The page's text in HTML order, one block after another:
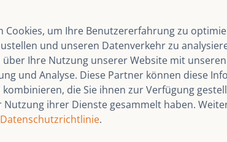
Cookies, um Ihre Benutzererfahrung zu
und unseren Datenverkehr zu
Ihre Nutzung unserer Website mit
und Analyse. Diese Partner können diese
die Sie ihnen zur Verfügung
ihrer Dienste gesammelt haben.
Datenschutzrichtlinie.